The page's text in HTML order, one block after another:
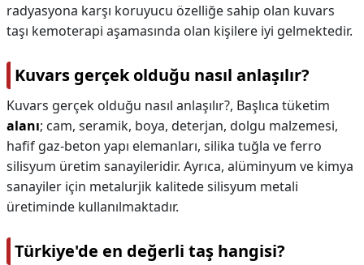
radyasyona karşı koruyucu özelliğe sahip olan kuvars
taşı kemoterapi aşamasında olan kişilere iyi gelmektedir.
Kuvars gerçek olduğu nasıl anlaşılır?
Kuvars gerçek olduğu nasıl anlaşılır?, Başlıca tüketim
alanı; cam, seramik, boya, deterjan, dolgu malzemesi,
hafif gaz-beton yapı elemanları, silika tuğla ve ferro
silisyum üretim sanayileridir. Ayrıca, alüminyum ve kimya
sanayiler için metalurjik kalitede silisyum metali
üretiminde kullanılmaktadır.
Türkiye'de en değerli taş hangisi?